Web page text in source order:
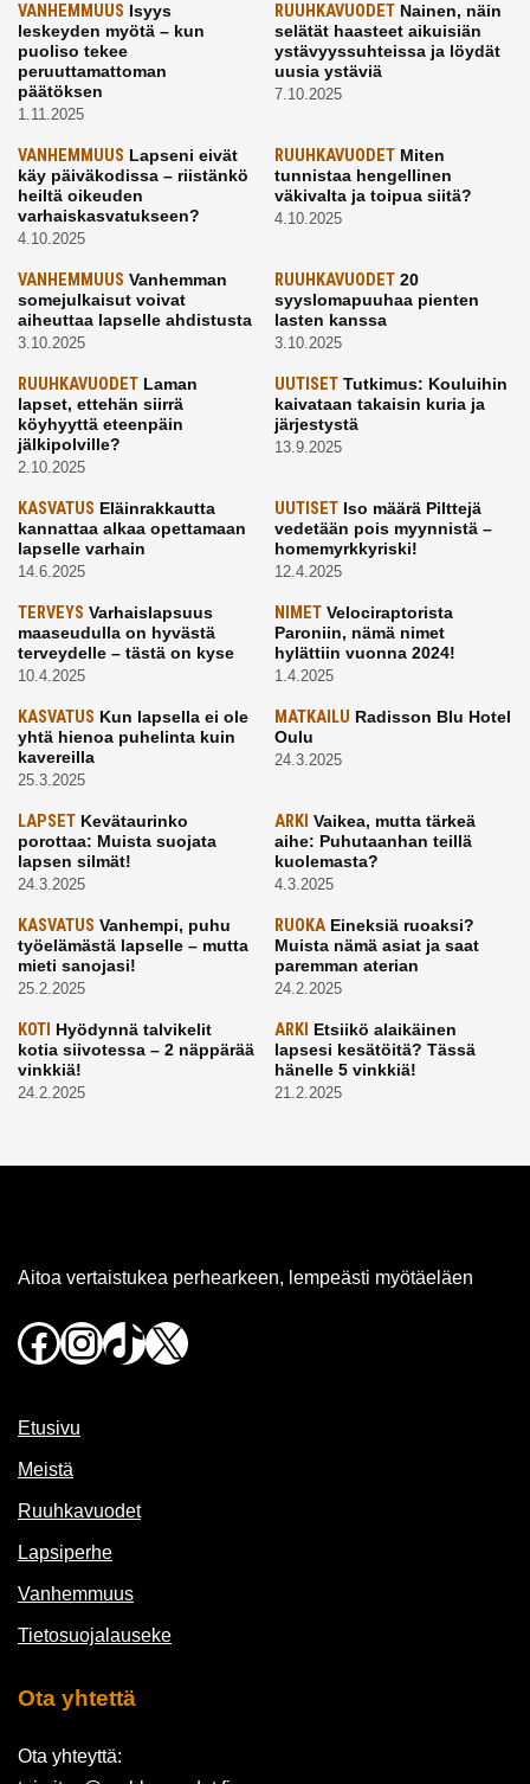
VANHEMMUUS Isyys
leskeyden myötä – kun
puoliso tekee
peruuttamattoman
päätöksen
1.11.2025
RUUHKAVUODETNainen, näin
selätät haasteet aikuisiän
ystävyyssuhteissa ja löydät
uusia ystäviä
7.10.2025
VANHEMMUUS Lapseni eivät
käy päiväkodissa – riistänkö
heiltä oikeuden
varhaiskasvatukseen?
4.10.2025
RUUHKAVUODETMiten
tunnistaa hengellinen
väkivalta ja toipua siitä?
4.10.2025
VANHEMMUUS Vanhemman
somejulkaisut voivat
aiheuttaa lapselle ahdistusta
3.10.2025
RUUHKAVUODET20
syyslomapuuhaa pienten
lasten kanssa
3.10.2025
RUUHKAVUODET Laman
lapset, ettehän siirrä
köyhyyttä eteenpäin
jälkipolville?
2.10.2025
UUTISETTutkimus: Kouluihin
kaivataan takaisin kuria ja
järjestystä
13.9.2025
KASVATUS Eläinrakkautta
kannattaa alkaa opettamaan
lapselle varhain
14.6.2025
UUTISETIso määrä Pilttejä
vedetään pois myynnistä –
homemyrkkyriski!
12.4.2025
TERVEYS Varhaislapsuus
maaseudulla on hyvästä
terveydelle – tästä on kyse
10.4.2025
NIMETVelociraptorista
Paroniin, nämä nimet
hylättiin vuonna 2024!
1.4.2025
KASVATUS Kun lapsella ei ole
yhtä hienoa puhelinta kuin
kavereilla
25.3.2025
MATKAILU Radisson Blu Hotel
Oulu
24.3.2025
LAPSET Kevätaurinko
porottaa: Muista suojata
lapsen silmät!
24.3.2025
ARKI Vaikea, mutta tärkeä
aihe: Puhutaanhan teillä
kuolemasta?
4.3.2025
KASVATUS Vanhempi, puhu
työelämästä lapselle – mutta
mieti sanojasi!
25.2.2025
RUOKAEineksiä ruoaksi?
Muista nämä asiat ja saat
paremman aterian
24.2.2025
KOTI Hyödynnä talvikelit
kotia siivotessa – 2 näppärää
vinkkiä!
24.2.2025
ARKI Etsiikö alaikäinen
lapsesi kesätöitä? Tässä
hänelle 5 vinkkiä!
21.2.2025
Aitoa vertaistukea perhearkeen, lempeästi myötäeläen
Facebook
Instagram
TikTok
X
Etusivu
Meistä
Ruuhkavuodet
Lapsiperhe
Vanhemmuus
Tietosuojalauseke
Ota yhtettä
Ota yhteyttä: